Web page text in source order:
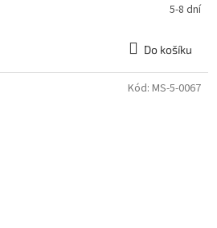
5-8 dní
Do košíku
Kód: MS-5-0067